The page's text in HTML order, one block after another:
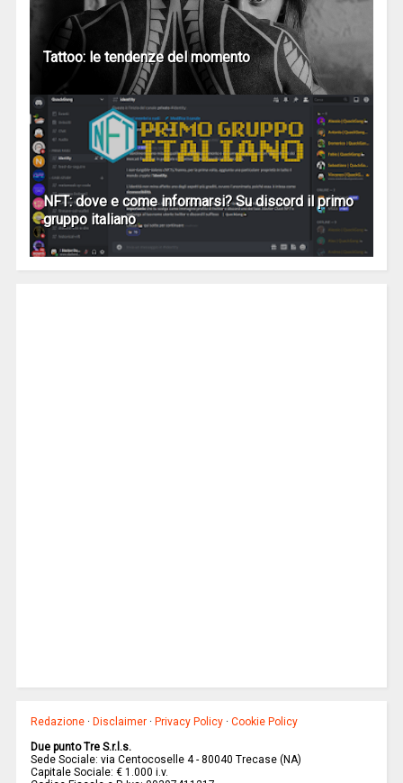
Tattoo: le tendenze del momento
NFT: dove e come informarsi? Su discord il primo
gruppo italiano
Redazione · Disclaimer · Privacy Policy ·Cookie Policy
Due punto Tre S.r.l.s.
Sede Sociale: via Centocoselle 4 - 80040 Trecase (NA)
Capitale Sociale: € 1.000 i.v.